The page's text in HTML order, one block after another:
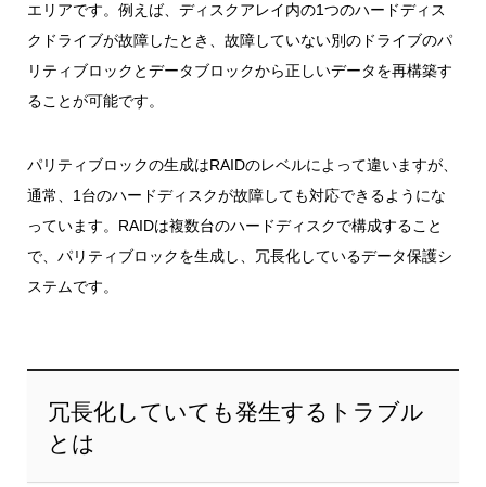
エリアです。例えば、ディスクアレイ内の1つのハードディス
クドライブが故障したとき、故障していない別のドライブのパ
リティブロックとデータブロックから正しいデータを再構築す
ることが可能です。
パリティブロックの生成はRAIDのレベルによって違いますが、
通常、1台のハードディスクが故障しても対応できるようにな
っています。RAIDは複数台のハードディスクで構成すること
で、パリティブロックを生成し、冗長化しているデータ保護シ
ステムです。
冗長化していても発生するトラブル
とは